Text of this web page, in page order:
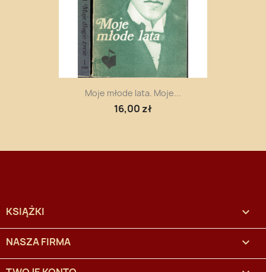
Moje młode lata. Moje...
16,00 zł
KSIĄŻKI 
NASZA FIRMA 